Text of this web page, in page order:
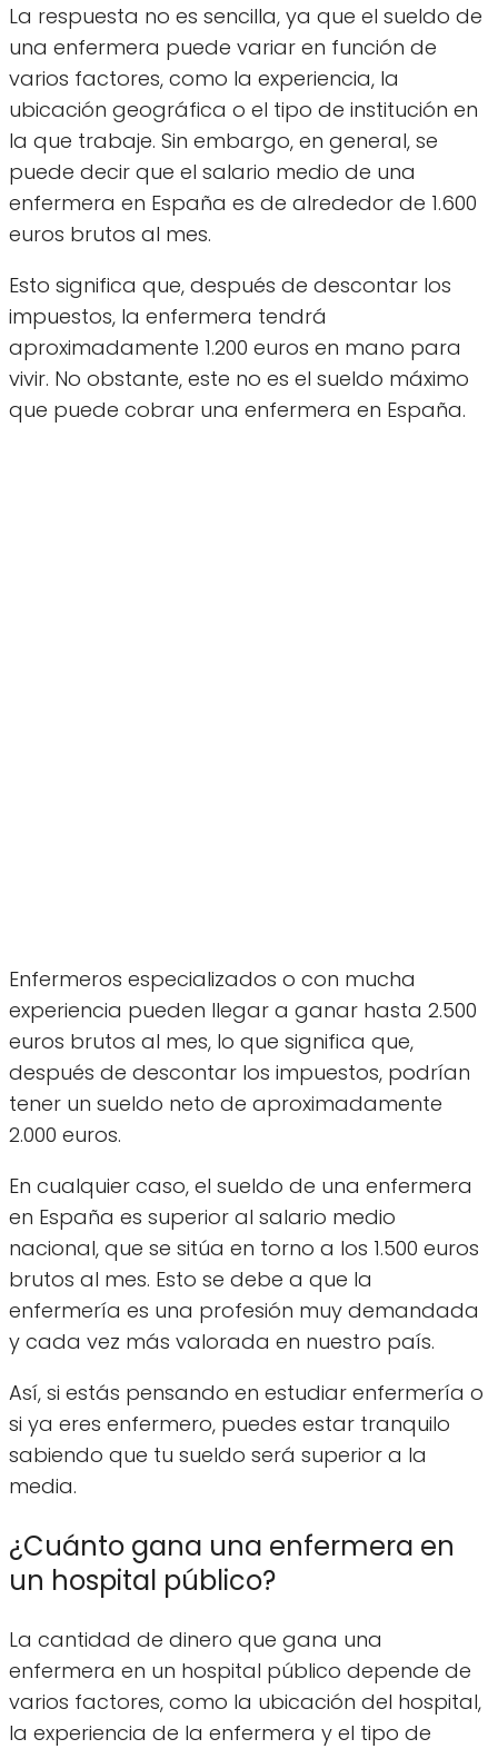
La respuesta no es sencilla, ya que el sueldo de
una enfermera puede variar en función de
varios factores, como la experiencia, la
ubicación geográfica o el tipo de institución en
la que trabaje. Sin embargo, en general, se
puede decir que el salario medio de una
enfermera en España es de alrededor de 1.600
euros brutos al mes.
Esto significa que, después de descontar los
impuestos, la enfermera tendrá
aproximadamente 1.200 euros en mano para
vivir. No obstante, este no es el sueldo máximo
que puede cobrar una enfermera en España.
Enfermeros especializados o con mucha
experiencia pueden llegar a ganar hasta 2.500
euros brutos al mes, lo que significa que,
después de descontar los impuestos, podrían
tener un sueldo neto de aproximadamente
2.000 euros.
En cualquier caso, el sueldo de una enfermera
en España es superior al salario medio
nacional, que se sitúa en torno a los 1.500 euros
brutos al mes. Esto se debe a que la
enfermería es una profesión muy demandada
y cada vez más valorada en nuestro país.
Así, si estás pensando en estudiar enfermería o
si ya eres enfermero, puedes estar tranquilo
sabiendo que tu sueldo será superior a la
media.
¿Cuánto gana una enfermera en
un hospital público?
La cantidad de dinero que gana una
enfermera en un hospital público depende de
varios factores, como la ubicación del hospital,
la experiencia de la enfermera y el tipo de